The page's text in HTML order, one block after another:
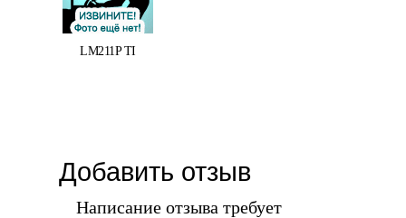
LM211P TI
Добавить отзыв
Написание отзыва требует